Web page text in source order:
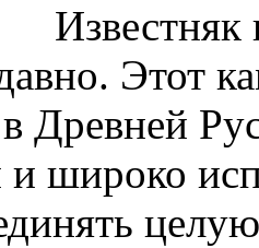
Известняк
Этот
Древней
и широко